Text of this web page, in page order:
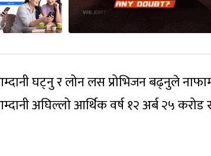
घट्नु र लोन लस प्रोभिजन बढ्नुले
अघिल्लो आर्थिक वर्ष १२ अर्ब २५ करोड